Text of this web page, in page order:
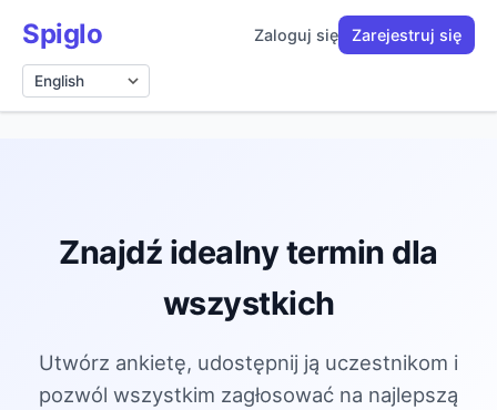
Spiglo Zaloguj się Zarejestruj się
Język
Znajdź idealny termin dla
wszystkich
Utwórz ankietę, udostępnij ją uczestnikom i
pozwól wszystkim zagłosować na najlepszą